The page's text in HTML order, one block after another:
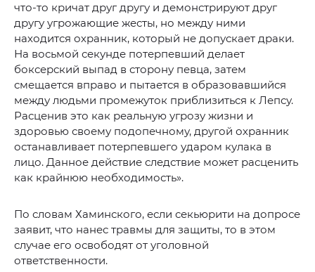
что-то кричат друг другу и демонстрируют друг
другу угрожающие жесты, но между ними
находится охранник, который не допускает драки.
На восьмой секунде потерпевший делает
боксерский выпад в сторону певца, затем
смещается вправо и пытается в образовавшийся
между людьми промежуток приблизиться к Лепсу.
Расценив это как реальную угрозу жизни и
здоровью своему подопечному, другой охранник
останавливает потерпевшего ударом кулака в
лицо. Данное действие следствие может расценить
как крайнюю необходимость».
По словам Хаминского, если секьюрити на допросе
заявит, что нанес травмы для защиты, то в этом
случае его освободят от уголовной
ответственности.